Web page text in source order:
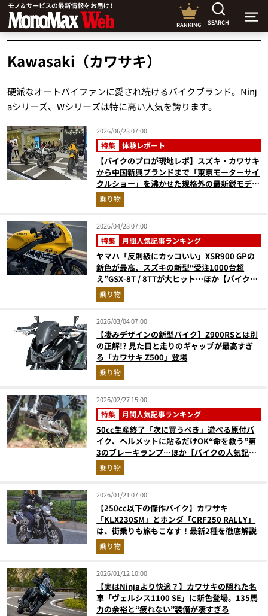
RANKING SEARCH
Kawasaki（カワサキ）
硬派なオートバイファンに愛され続けるバイクブランド。Ninj
aシリーズ、Wシリーズは特に高い人気を誇ります。
2026/06/23 07:00
特集 体験レポート
【バイクのプロが現地レポ】スズキ・カワサキ
から中国新興ブランドまで「東京モーターサイ
クルショー」を沸かせた規格外の最新鋭モデル
をピックアップ！
乗り物
2026/04/28 07:00
特集 月間人気記事ランキング
ヤマハ「反則級にカッコいい」XSR900 GPの
新色が最高、スズキの新型“受注1000台超
え”GSX-8T / 8TTが大ヒット…ほか【バイクの
人気記事ランキングベスト3】（2026年3月
版）
乗り物
2026/03/04 07:00
【凄みデザインの新型バイク】Z900RSとは別
の正解!? 見た目と走りのギャップが最高すぎ
る「カワサキ Z500」登場
乗り物
2026/02/27 15:00
特集 月間人気記事ランキング
50cc生産終了「次に買うべき」遊べる原付バ
イク、ヘルメットに貼るだけOK“命を救う”第
3のブレーキランプ…ほか【バイクの人気記事
ランキングベスト3】（2026年1月版）
乗り物
2026/01/21 07:00
【250cc以下の傑作バイク】カワサキ
「KLX230SM」とホンダ「CRF250 RALLY」
は、街乗りも旅もこなす！最新2種を徹底解説
乗り物
2026/01/12 10:00
【実はNinjaより快適？】カワサキの隠れた名
車「ヴェルシス1100 SE」に新色登場。135馬
力の余裕と“疲れない”装備が凄すぎる